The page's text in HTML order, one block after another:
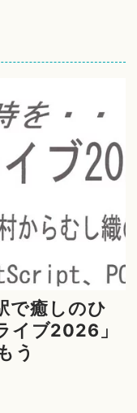
で癒しのひ
イブ2026」
う